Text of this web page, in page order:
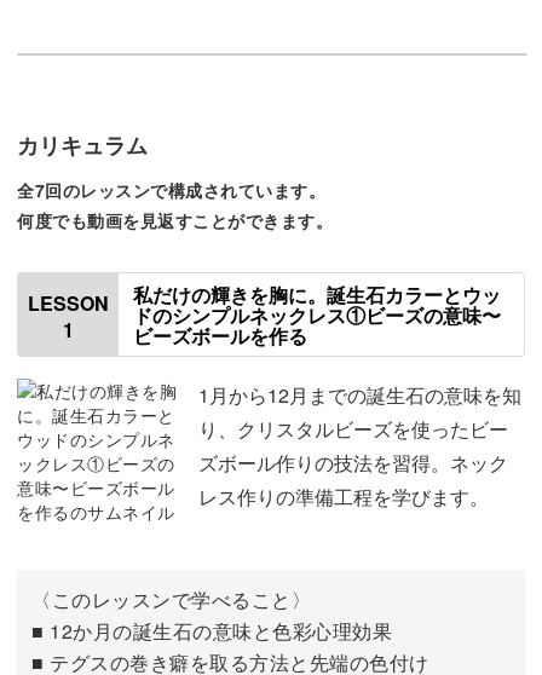
いですよ。
▲軽やかなウッドビーズのシンプルネックレス
▲お花模様が可愛いお守りブレスレット
▲エスニックなカスタマイズチャーム
ルな仕上がりが魅力♪
カリキュラム
全7回のレッスンで構成されています。
何度でも動画を見返すことができます。
LESSON
1
私だけの輝きを胸に。誕生石カラーとウッ
ドのシンプルネックレス①ビーズの意味〜
ビーズボールを作る
1月から12月までの誕生石の意味を知
り、クリスタルビーズを使ったビー
ズボール作りの技法を習得。ネック
レス作りの準備工程を学びます。
〈このレッスンで学べること〉
■ 12か月の誕生石の意味と色彩心理効果
■ テグスの巻き癖を取る方法と先端の色付け